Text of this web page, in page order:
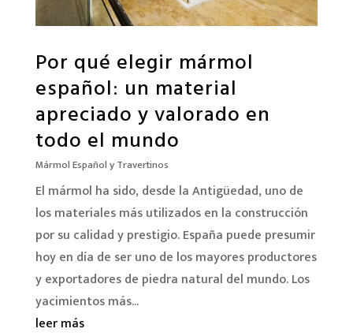
Por qué elegir mármol
español: un material
apreciado y valorado en
todo el mundo
Mármol Español y Travertinos
El mármol ha sido, desde la Antigüedad, uno de
los materiales más utilizados en la construcción
por su calidad y prestigio. España puede presumir
hoy en día de ser uno de los mayores productores
y exportadores de piedra natural del mundo. Los
yacimientos más...
leer más